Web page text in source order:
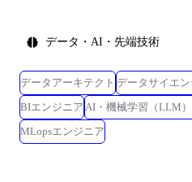
データ・AI・先端技術
データアーキテクト データサイエン
BIエンジニア AI・機械学習（LLM
MLopsエンジニア